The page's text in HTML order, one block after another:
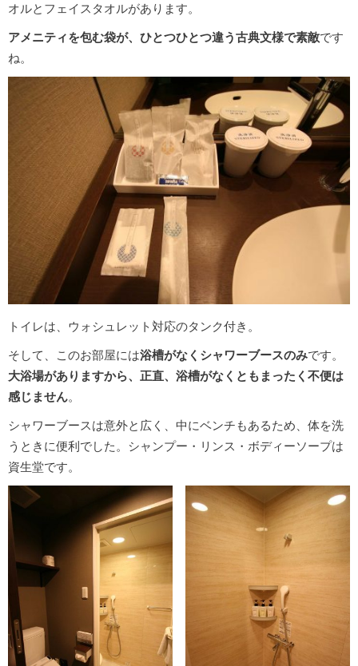
オルとフェイスタオルがあります。
アメニティを包む袋が、ひとつひとつ違う古典文様で素敵です
ね。
トイレは、ウォシュレット対応のタンク付き。
そして、このお部屋には浴槽がなくシャワーブースのみです。
大浴場がありますから、正直、浴槽がなくともまったく不便は
感じません。
シャワーブースは意外と広く、中にベンチもあるため、体を洗
うときに便利でした。シャンプー・リンス・ボディーソープは
資生堂です。